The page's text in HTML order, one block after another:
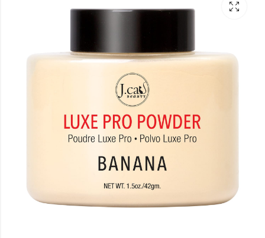
PESTAÑAS
MATIFICANTE